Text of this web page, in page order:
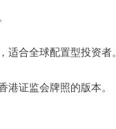
合全球配置型投资者。
证监会牌照的版本。